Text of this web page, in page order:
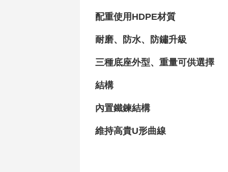
配重使用HDPE材質
耐磨、防水、防鏽升級
三種底座外型、重量可供選擇
結構
內置鐵鍊結構
維持高貴U形曲線